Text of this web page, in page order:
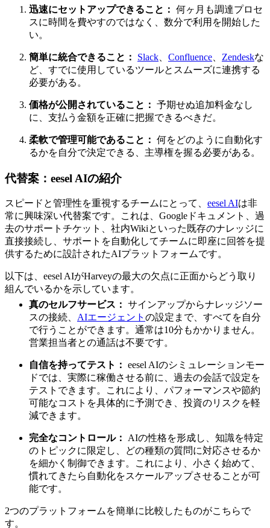
迅速にセットアップできること： 何ヶ月も調達プロセ
スに時間を費やすのではなく、数分で利用を開始した
い。
簡単に統合できること： Slack Confluence Zendeskな
ど、すでに使用しているツールとスムーズに連携する
必要がある。
価格が公開されていること： 予期せぬ追加料金なし
に、支払う金額を正確に把握できるべきだ。
柔軟で管理可能であること： 何をどのように自動化す
るかを自分で決定できる、主導権を握る必要がある。
代替案：eesel AIの紹介
スピードと管理性を重視するチームにとって、 eesel AIは非
常に興味深い代替案です。これは、Googleドキュメント、過
去のサポートチケット、社内Wikiといった既存のナレッジに
直接接続し、サポートを自動化してチームに即座に回答を提
供するために設計されたAIプラットフォームです。
以下は、eesel AIがHarveyの最大の欠点に正面からどう取り
組んでいるかを示しています。
真のセルフサービス： サインアップからナレッジソー
スの接続、 AIエージェント の設定まで、すべてを自分
で行うことができます。通常は10分もかかりません。
営業担当者との通話は不要です。
自信を持ってテスト： eesel AIのシミュレーションモー
ドでは、実際に稼働させる前に、過去の会話で設定を
テストできます。これにより、パフォーマンスや節約
可能なコストを具体的に予測でき、投資のリスクを軽
減できます。
完全なコントロール：
AIの性格を形成し、知識を特定
のトピックに限定し、どの種類の質問に対応させるか
を細かく制御できます。これにより、小さく始めて、
慣れてきたら自動化をスケールアップさせることが可
能です。
2つのプラットフォームを簡単に比較したものがこちらで
す。